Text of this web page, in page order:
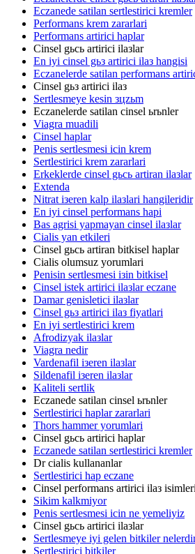
Eczanede satilan sertlestirici kremler
Performans krem zararlari
Performans artirici haplar
Cinsel gьcь artirici ilaзlar
En iyi cinsel gьз artirici ilaз hangisi
Eczanelerde satilan performans
Cinsel gьз artirici ilaз
Sertlesmeye kesin зцzьm
Eczanelerde satilan cinsel ьrьnler
Viagra muadili
Cinsel haplar
Penis sertlesmesi icin krem
Sertlestirici krem zararlari
Erkeklerde cinsel gьcь artiran ilaзlar
Extenda
Nitrat iзeren kalp ilaзlari hangileridir
En iyi cinsel performans hapi
Bas agrisi yapmayan cinsel ilaзlar
Cialis yan etkileri
Cinsel gьcь artiran bitkisel haplar
Cialis olumsuz yorumlari
Penisin sertlesmesi iзin bitkisel
Cinsel istek artirici ilaзlar eczane
Damar genisletici ilaзlar
Cinsel gьз artirici ilaз fiyatlari
En iyi sertlestirici krem
Afrodizyak ilaзlar
Viagra nedir
Vardenafil iзeren ilaзlar
Sildenafil iзeren ilaзlar
Kaliteli sertlik
Eczanede satilan cinsel ьrьnler
Sertlestirici haplar zararlari
Thors hammer yorumlari
Cinsel gьcь artirici haplar
Eczanede satilan sertlestirici kremler
Dr cialis kullananlar
Sertlestirici hap eczane
Cinsel performans artirici ilaз isimleri
Sikim kalkmiyor
Penis sertlesmesi icin ne yemeliyiz
Cinsel gьcь artirici ilaзlar
Sertlesmeye iyi gelen bitkiler
Sertlestirici bitkiler